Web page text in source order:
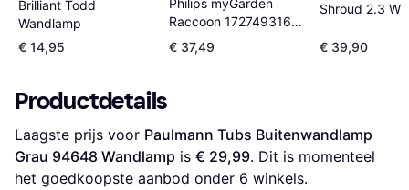
Brilliant Todd
Wandlamp
€ 14,95
Raccoon 172749316
Wandlamp
€ 37,49
Shroud 2.3 W
€ 39,90
Productdetails
Laagste prijs voor Paulmann Tubs Buitenwandlamp
Grau 94648 Wandlamp is € 29,99. Dit is momenteel
het goedkoopste aanbod onder 6 winkels.